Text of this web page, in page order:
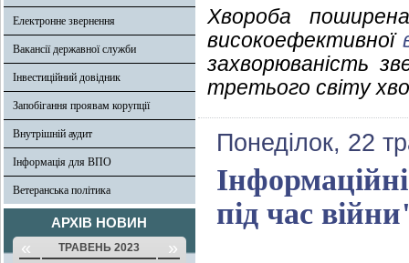
Електронне звернення
Вакансії державної служби
Інвестиційний довідник
Запобігання проявам корупції
Внутрішній аудит
Інформація для ВПО
Ветеранська політика
АРХІВ НОВИН
« ТРАВЕНЬ 2023 »
Хвороба
високоефективної
захворюваність
третього світу
Понеділок, 22
під час